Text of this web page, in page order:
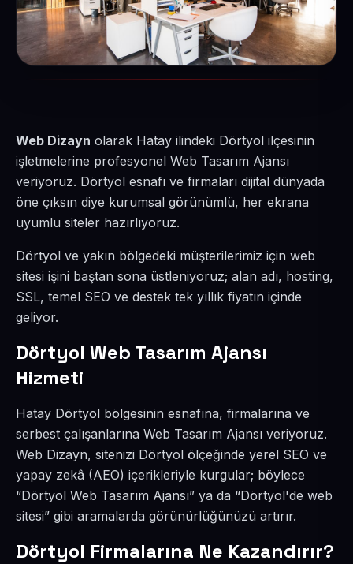
Web Dizayn olarak Hatay ilindeki Dörtyol ilçesinin
işletmelerine profesyonel Web Tasarım Ajansı
veriyoruz. Dörtyol esnafı ve firmaları dijital dünyada
öne çıksın diye kurumsal görünümlü, her ekrana
uyumlu siteler hazırlıyoruz.
Dörtyol ve yakın bölgedeki müşterilerimiz için web
sitesi işini baştan sona üstleniyoruz; alan adı, hosting,
SSL, temel SEO ve destek tek yıllık fiyatın içinde
geliyor.
Dörtyol Web Tasarım Ajansı
Hizmeti
Hatay Dörtyol bölgesinin esnafına, firmalarına ve
serbest çalışanlarına Web Tasarım Ajansı veriyoruz.
Web Dizayn, sitenizi Dörtyol ölçeğinde yerel SEO ve
yapay zekâ (AEO) içerikleriyle kurgular; böylece
“Dörtyol Web Tasarım Ajansı” ya da “Dörtyol'de web
sitesi” gibi aramalarda görünürlüğünüzü artırır.
Dörtyol Firmalarına Ne Kazandırır?